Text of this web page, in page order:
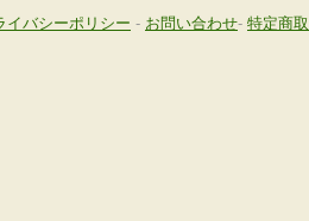
イバシーポリシー - お問い合わせ- 特定商